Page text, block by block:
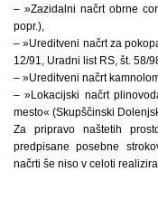
– »Zazidalni načrt obrne
popr.),
– »Ureditveni načrt za
12/91, Uradni list RS, št. 58/
– »Ureditveni načrt
– »Lokacijski načrt
mesto« (Skupščinski
Za pripravo naštetih
predpisane posebne
načrti še niso v celoti